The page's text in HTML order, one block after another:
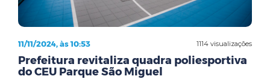
1114 visualizações
11/11/2024, às 10:53
Prefeitura revitaliza quadra poliesportiva
do CEU Parque São Miguel